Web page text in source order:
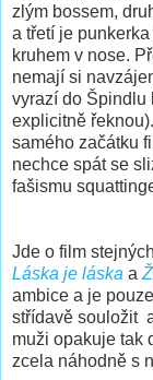
zlým bossem,
a třetí je
kruhem v nose.
nemají si
vyrazí do Špindlu
explicitně
samého začátku
nechce spát se
fašismu
Jde o film
Láska je láska a
ambice a je
střídavě souložit
muži opakuje tak
zcela náhodně s